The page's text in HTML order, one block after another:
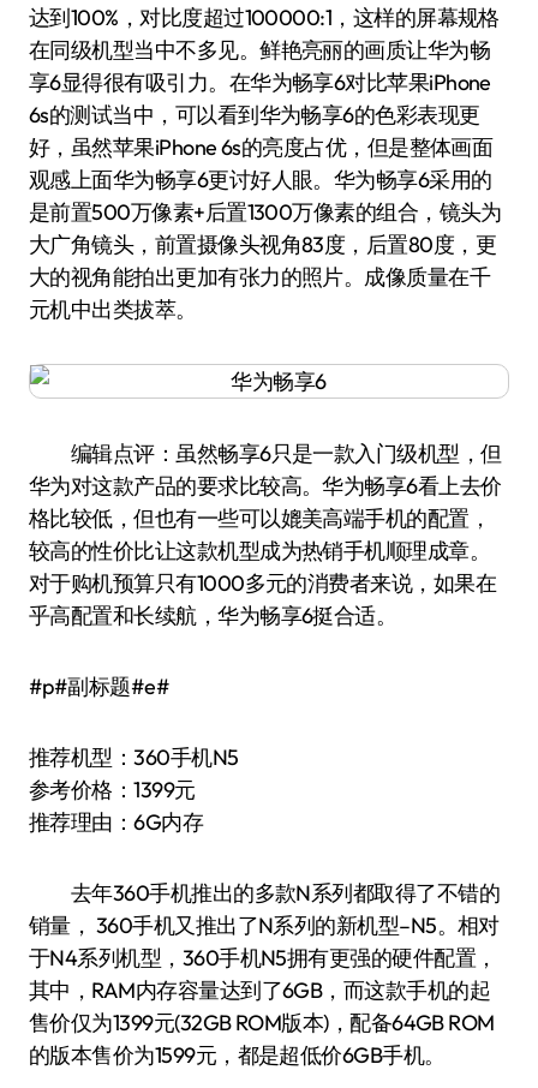
达到100%，对比度超过100000:1，这样的屏幕规格
在同级机型当中不多见。鲜艳亮丽的画质让华为畅
享6显得很有吸引力。在华为畅享6对比苹果iPhone
6s的测试当中，可以看到华为畅享6的色彩表现更
好，虽然苹果iPhone 6s的亮度占优，但是整体画面
观感上面华为畅享6更讨好人眼。华为畅享6采用的
是前置500万像素+后置1300万像素的组合，镜头为
大广角镜头，前置摄像头视角83度，后置80度，更
大的视角能拍出更加有张力的照片。成像质量在千
元机中出类拔萃。
编辑点评：虽然畅享6只是一款入门级机型，但
华为对这款产品的要求比较高。华为畅享6看上去价
格比较低，但也有一些可以媲美高端手机的配置，
较高的性价比让这款机型成为热销手机顺理成章。
对于购机预算只有1000多元的消费者来说，如果在
乎高配置和长续航，华为畅享6挺合适。
#p#副标题#e#
推荐机型：360手机N5
参考价格：1399元
推荐理由：6G内存
去年360手机推出的多款N系列都取得了不错的
销量， 360手机又推出了N系列的新机型–N5。相对
于N4系列机型，360手机N5拥有更强的硬件配置，
其中，RAM内存容量达到了6GB，而这款手机的起
售价仅为1399元(32GB ROM版本)，配备64GB ROM
的版本售价为1599元，都是超低价6GB手机。